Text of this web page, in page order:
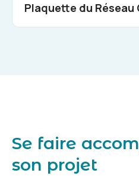
Plaquette du Réseau
Se faire
son projet